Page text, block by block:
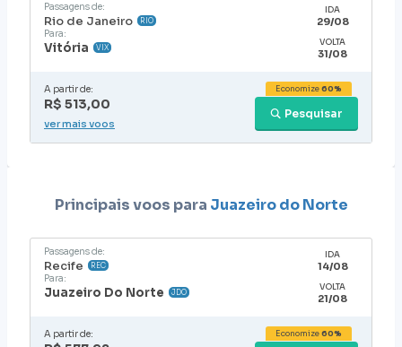
Passagens de:
Rio de Janeiro RIO
Para:
Vitória VIX
IDA
29/08
VOLTA
31/08
A partir de:
R$ 513,00
Pesquisar
Economize60%
ver mais voos
Principais voos para Juazeiro do Norte
Passagens de:
Recife REC
Para:
Juazeiro Do Norte JDO
IDA
14/08
VOLTA
21/08
A partir de: Economize60%